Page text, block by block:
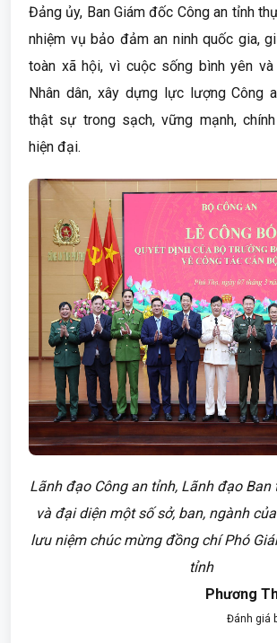
Đảng ủy, Ban Giám đốc Công an tỉnh
nhiệm vụ bảo đảm an ninh quốc gia,
toàn xã hội, vì cuộc sống bình yên và
Nhân dân, xây dựng lực lượng Công
thật sự trong sạch, vững mạnh, chính
hiện đại.
Lãnh đạo Công an tỉnh, Lãnh đạo Ban
và đại diện một số sở, ban, ngành
lưu niệm chúc mừng đồng chí Phó
tỉnh
Phương
Đánh giá